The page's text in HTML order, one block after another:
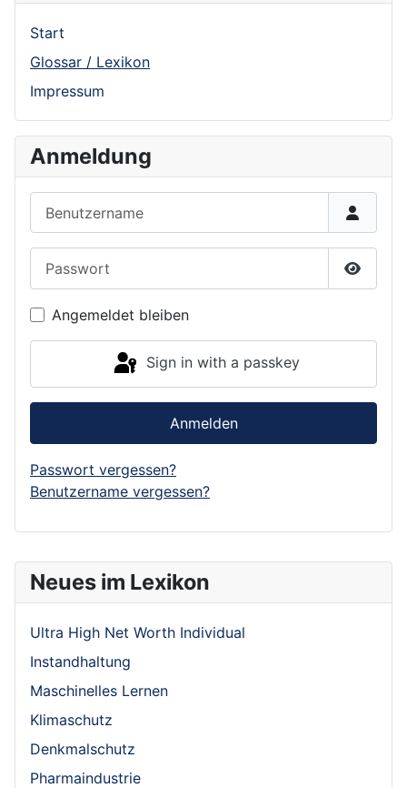
Neues im Lexikon
Ultra High Net Worth Individual
Instandhaltung
Maschinelles Lernen
Klimaschutz
Denkmalschutz
Pharmaindustrie
Start
Glossar / Lexikon
Impressum
Anmeldung
Show
Angemeldet bleiben
Sign in with a passkey
Anmelden
Passwort vergessen?
Benutzername vergessen?